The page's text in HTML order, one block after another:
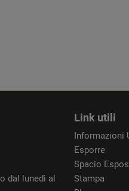
dal lunedì al
Link utili
Informazioni
Esporre
Spacio
Stampa